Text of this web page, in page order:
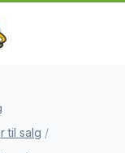
til salg /